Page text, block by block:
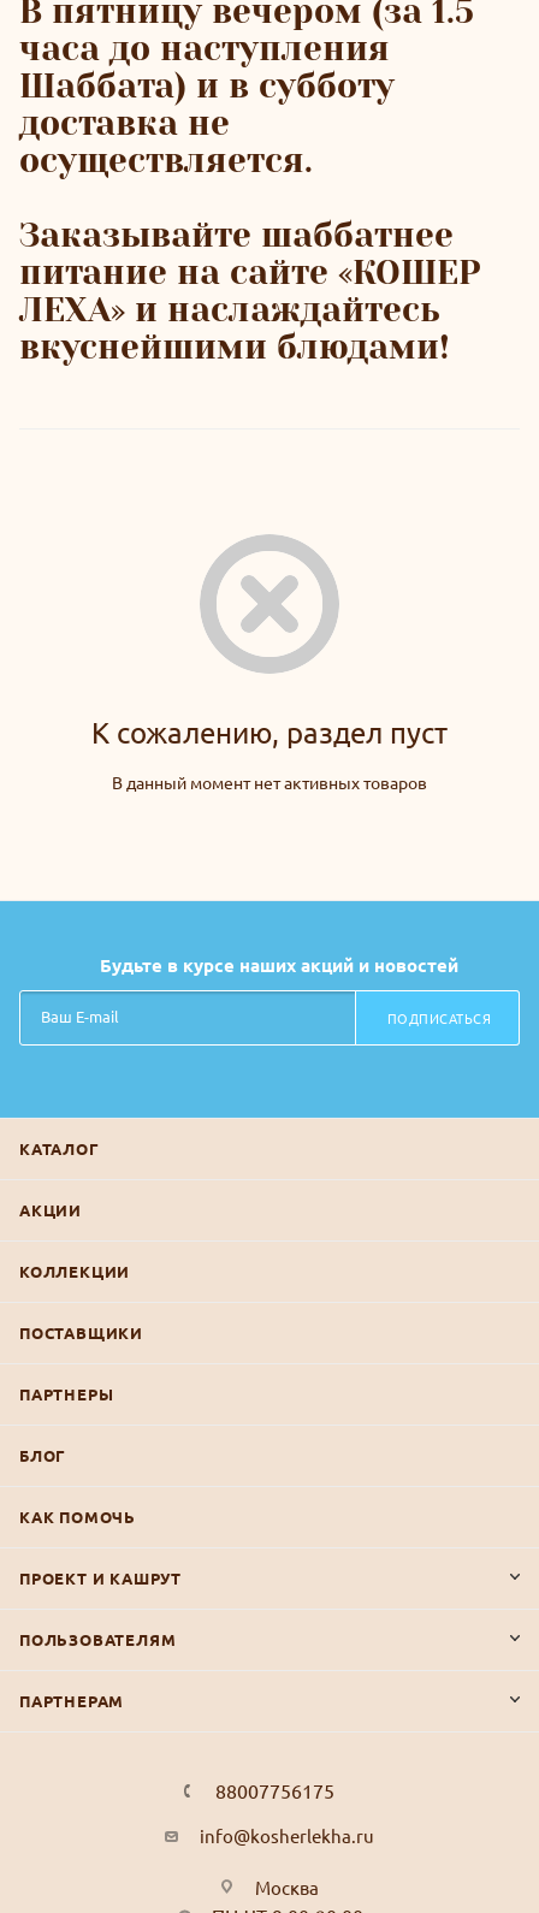
В пятницу вечером (за 1.5
часа до наступления
Шаббата) и в субботу
доставка не
осуществляется.
Заказывайте шаббатнее
питание на сайте «КОШЕР
ЛЕХА» и наслаждайтесь
вкуснейшими блюдами!
К сожалению, раздел пуст
В данный момент нет активных товаров
Будьте в курсе наших акций и новостей
ПОДПИСАТЬСЯ
КАТАЛОГ
АКЦИИ
КОЛЛЕКЦИИ
ПОСТАВЩИКИ
ПАРТНЕРЫ
БЛОГ
КАК ПОМОЧЬ
ПРОЕКТ И КАШРУТ
ПОЛЬЗОВАТЕЛЯМ
ПАРТНЕРАМ
88007756175
info@kosherlekha.ru
Москва